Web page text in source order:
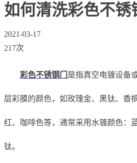
如何清洗彩色不锈
2021-03-17
217次
彩色不锈钢门 是指真空电镀设备
层彩膜的颜色，如玫瑰金、黑钛、香
红、咖啡色等，通常采用水镀颜色：
钛。